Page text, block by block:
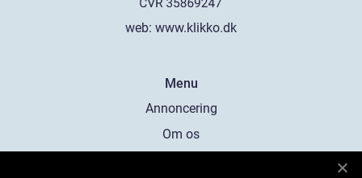
web: www.klikko.dk
Menu
Annoncering
Om os